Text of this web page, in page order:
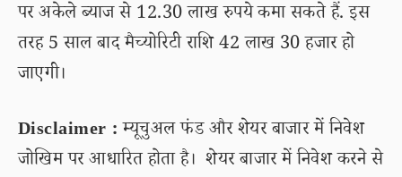
पर अकेले ब्याज से 12.30 लाख रुपये कमा सकते हैं. इस
तरह 5 साल बाद मैच्योरिटी राशि 42 लाख 30 हजार हो
जाएगी।
Disclaimer :म्यूचुअल फंड और शेयर बाजार में निवेश
जोखिम पर आधारित होता है। शेयर बाजार में निवेश करने से